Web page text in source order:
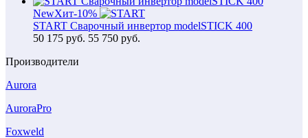
NewХит-10%
START Сварочный инвертор modelSTICK 400
50 175 руб. 55 750 руб.
Производители
Aurora
AuroraPro
Foxweld